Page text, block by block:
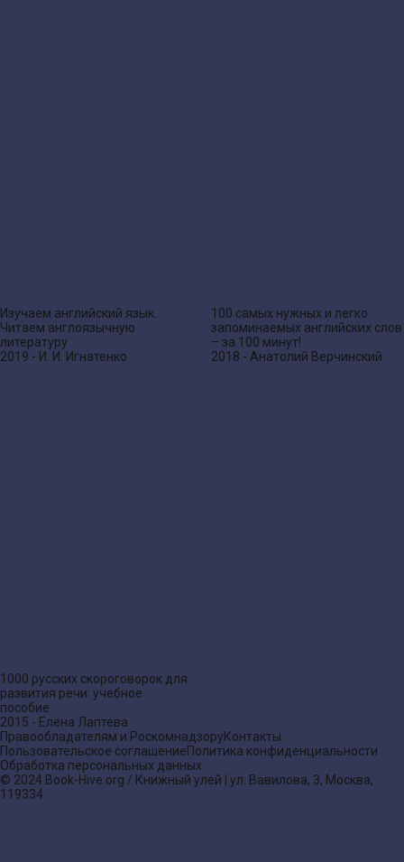
Изучаем английский язык.
Читаем англоязычную
литературу
2019 - И. И. Игнатенко
100 самых нужных и легко
запоминаемых английских слов
– за 100 минут!
2018 - Анатолий Верчинский
1000 русских скороговорок для
развития речи: учебное
пособие
2015 - Елена Лаптева
Правообладателям и РоскомнадзоруКонтакты
Пользовательское соглашениеПолитика конфиденциальности
Обработка персональных данных
© 2024 Book-Hive.org / Книжный улей | ул. Вавилова, 3, Москва,
119334